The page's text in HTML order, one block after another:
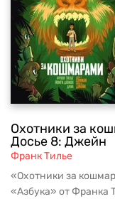
Охотники за
Досье 8: Джейн
Франк Тилье
«Охотники за
«Азбука» от Франка